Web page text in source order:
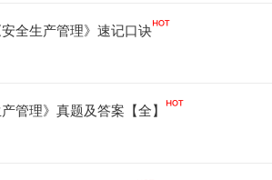
全生产管理》速记口诀
管理》真题及答案【全】